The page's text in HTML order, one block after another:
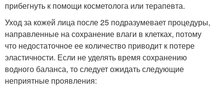
прибегнуть к помощи косметолога или терапевта.
Уход за кожей лица после 25 подразумевает процедуры,
направленные на сохранение влаги в клетках, потому
что недостаточное ее количество приводит к потере
эластичности. Если не уделять время сохранению
водного баланса, то следует ожидать следующие
неприятные проявления: